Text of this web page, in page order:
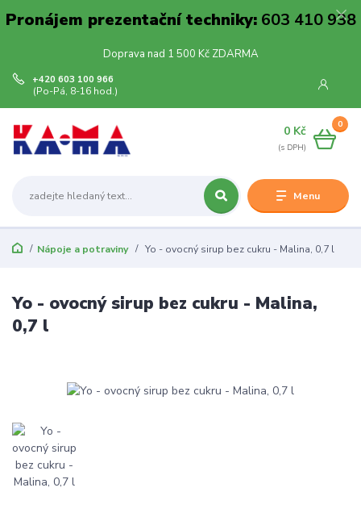
Pronájem prezentační techniky:603 410 938
Doprava nad 1 500 Kč ZDARMA
Menu
+420 603 100 966
(Po-Pá, 8-16 hod.)
0
0 Kč
Nápoje a potraviny Yo - ovocný sirup bez cukru - Malina, 0,7 l
Yo - ovocný sirup bez cukru - Malina,
0,7 l